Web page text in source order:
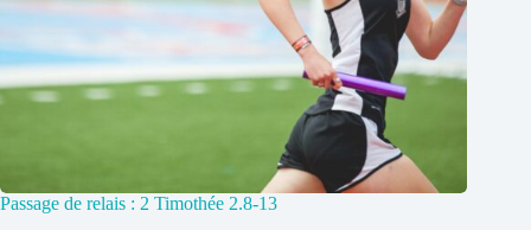
Passage de relais : 2 Timothée 2.8-13